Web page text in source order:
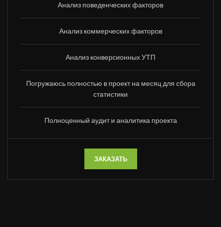
Анализ поведенческих факторов
Анализ коммерческих факторов
Анализ конверсионных УТП
Погружаюсь полностью в проект на месяц для сбора
статистики
Полноценный аудит и аналитика проекта
ЗАКАЗАТЬ